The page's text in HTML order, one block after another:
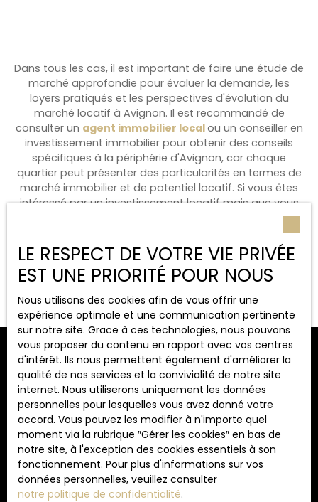
Dans tous les cas, il est important de faire une étude de
marché approfondie pour évaluer la demande, les
loyers pratiqués et les perspectives d'évolution du
marché locatif à Avignon. Il est recommandé de
consulter un agent immobilier localou un conseiller en
investissement immobilier pour obtenir des conseils
spécifiques à la périphérie d'Avignon, car chaque
quartier peut présenter des particularités en termes de
marché immobilier et de potentiel locatif. Si vous êtes
intéressé par un investissement locatif mais que vous
, ne
manquez pas de contacter AMEVET IMMOBILIER. Si vous
souhaitez investir, n'hésitez pas à jeter un coup d'œil à
nosventes à Avignon
LE RESPECT DE VOTRE VIE PRIVÉE
EST UNE PRIORITÉ POUR NOUS
Nous utilisons des cookies afin de vous offrir une
expérience optimale et une communication pertinente
sur notre site. Grace à ces technologies, nous pouvons
vous proposer du contenu en rapport avec vos centres
d'intérêt. Ils nous permettent également d'améliorer la
qualité de nos services et la convivialité de notre site
internet. Nous utiliserons uniquement les données
personnelles pour lesquelles vous avez donné votre
accord. Vous pouvez les modifier à n'importe quel
moment via la rubrique ″Gérer les cookies″ en bas de
notre site, à l'exception des cookies essentiels à son
fonctionnement. Pour plus d'informations sur vos
données personnelles, veuillez consulter
notre politique de confidentialité.